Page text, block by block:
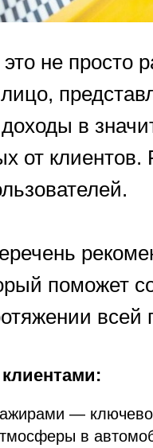
не просто
в
от
поможет
всей
—
в